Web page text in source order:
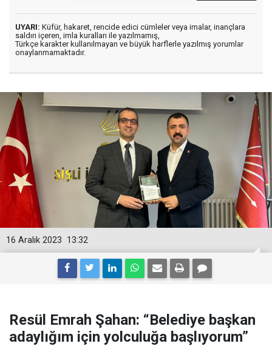
UYARI: Küfür, hakaret, rencide edici cümleler veya imalar, inançlara
saldırı içeren, imla kuralları ile yazılmamış,
Türkçe karakter kullanılmayan ve büyük harflerle yazılmış yorumlar
onaylanmamaktadır.
13:32
16 Aralık 2023
Resül Emrah Şahan: “Belediye başkan
adaylığım için yolculuğa başlıyorum”